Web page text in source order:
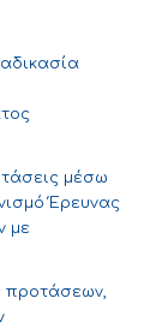
μέσω
Έρευνας
με
προτάσεων,